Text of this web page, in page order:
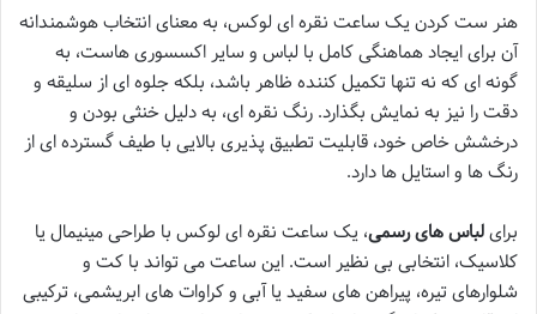
هنر ست کردن یک ساعت نقره ای لوکس، به معنای انتخاب هوشمندانه
آن برای ایجاد هماهنگی کامل با لباس و سایر اکسسوری هاست، به
گونه ای که نه تنها تکمیل کننده ظاهر باشد، بلکه جلوه ای از سلیقه و
دقت را نیز به نمایش بگذارد. رنگ نقره ای، به دلیل خنثی بودن و
درخشش خاص خود، قابلیت تطبیق پذیری بالایی با طیف گسترده ای از
رنگ ها و استایل ها دارد.
برایلباس های رسمی، یک ساعت نقره ای لوکس با طراحی مینیمال یا
کلاسیک، انتخابی بی نظیر است. این ساعت می تواند با کت و
شلوارهای تیره، پیراهن های سفید یا آبی و کراوات های ابریشمی، ترکیبی